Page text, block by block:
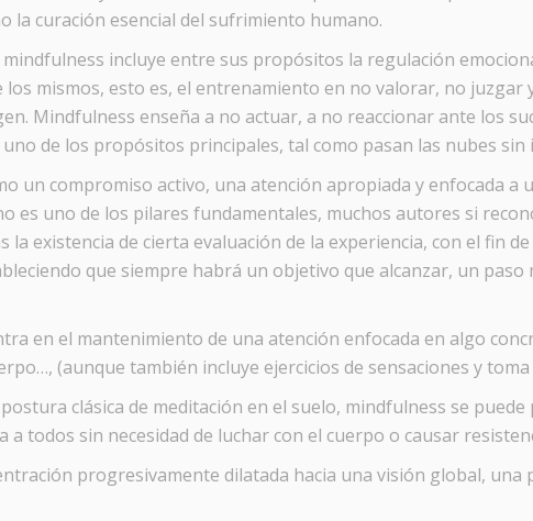
la curación esencial del sufrimiento humano.
incluye entre sus propósitos la regulación
mismos, esto es, el entrenamiento en no valorar, no juzgar
Mindfulness enseña a no actuar, a no reaccionar ante los
de los propósitos principales, tal como pasan las nubes sin
un compromiso activo, una atención apropiada y enfocada a
es uno de los pilares fundamentales, muchos autores si
la existencia de cierta evaluación de la experiencia, con el fin
que siempre habrá un objetivo que alcanzar, un paso
en el mantenimiento de una atención enfocada en algo
(aunque también incluye ejercicios de sensaciones y toma
clásica de meditación en el suelo, mindfulness se
a todos sin necesidad de luchar con el cuerpo o causar
progresivamente dilatada hacia una visión global, una